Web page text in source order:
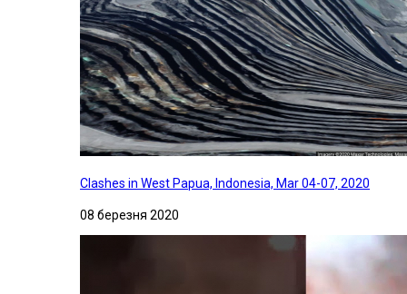
Clashes in West Papua, Indonesia, Mar 04-07, 2020
08 березня 2020